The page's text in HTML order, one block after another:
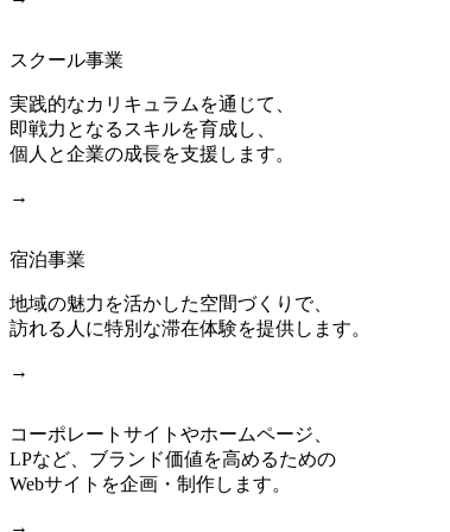
スクール事業
実践的なカリキュラムを通じて、
即戦力となるスキルを育成し、
個人と企業の成長を支援します。
→
宿泊事業
地域の魅力を活かした空間づくりで、
訪れる人に特別な滞在体験を提供します。
→
コーポレートサイトやホームページ、
LPなど、ブランド価値を高めるための
Webサイトを企画・制作します。
→